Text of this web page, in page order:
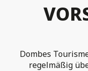
Dombes
regelmäßig